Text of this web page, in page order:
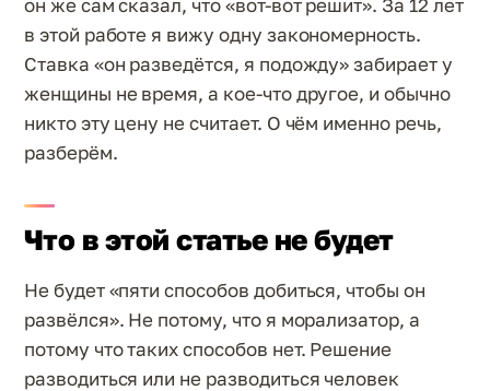
он же сам сказал, что «вот-вот решит». За 12 лет
в этой работе я вижу одну закономерность.
Ставка «он разведётся, я подожду» забирает у
женщины не время, а кое-что другое, и обычно
никто эту цену не считает. О чём именно речь,
разберём.
Что в этой статье не будет
Не будет «пяти способов добиться, чтобы он
развёлся». Не потому, что я морализатор, а
потому что таких способов нет. Решение
разводиться или не разводиться человек